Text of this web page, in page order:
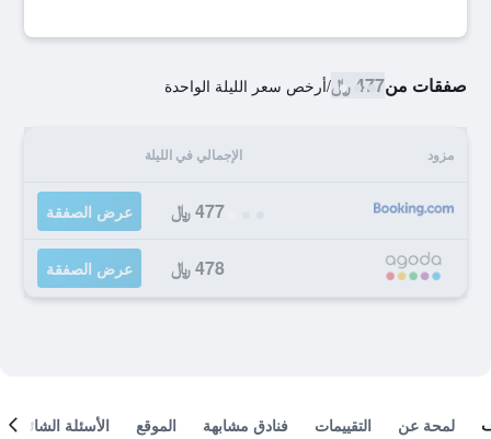
صفقات من477 ﷼ /أرخص سعر الليلة الواحدة
مزود الإجمالي في الليلة
477 ﷼ عرض الصفقة
478 ﷼ عرض الصفقة
لمحة عن التقييمات فنادق مشابهة الموقع الأسئلة الشائعة